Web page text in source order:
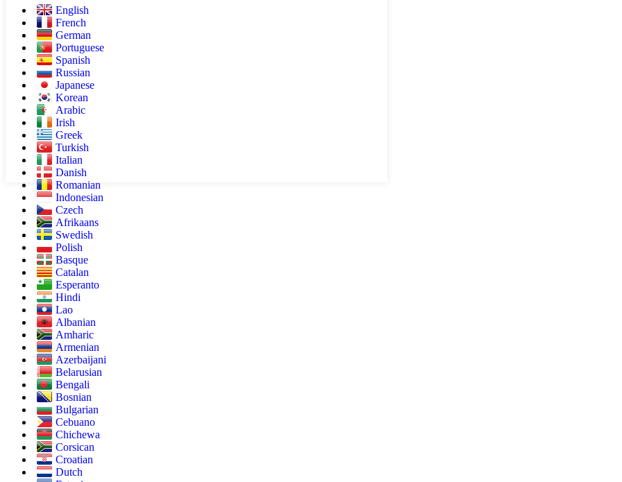
English
French
German
Portuguese
Spanish
Russian
Japanese
Korean
Arabic
Irish
Greek
Turkish
Italian
Danish
Romanian
Indonesian
Czech
Afrikaans
Swedish
Polish
Basque
Catalan
Esperanto
Hindi
Lao
Albanian
Amharic
Armenian
Azerbaijani
Belarusian
Bengali
Bosnian
Bulgarian
Cebuano
Chichewa
Corsican
Croatian
Dutch